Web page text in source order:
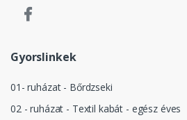
Gyorslinkek
01- ruházat - Bőrdzseki
02 - ruházat - Textil kabát - egész éves